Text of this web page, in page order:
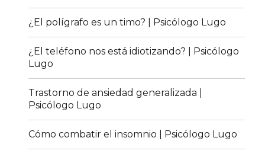
¿El polígrafo es un timo? | Psicólogo Lugo
¿El teléfono nos está idiotizando? | Psicólogo
Lugo
Trastorno de ansiedad generalizada |
Psicólogo Lugo
Cómo combatir el insomnio | Psicólogo Lugo